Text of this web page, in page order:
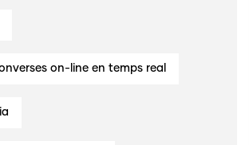
on-line en temps real